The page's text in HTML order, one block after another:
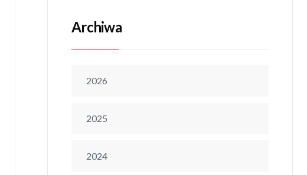
Archiwa
2026
2025
2024